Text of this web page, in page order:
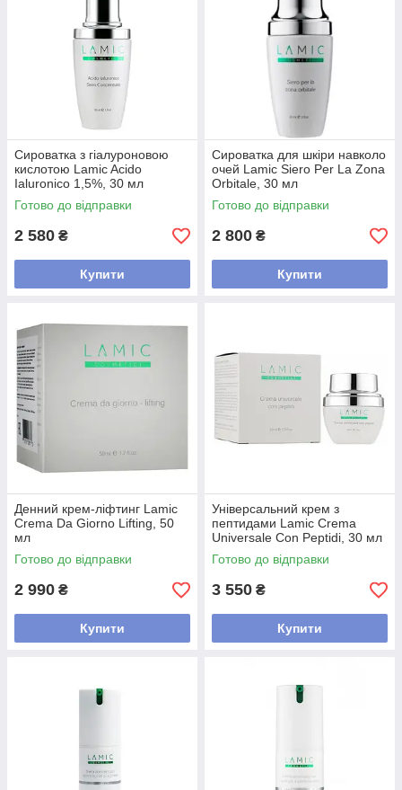
Сироватка з гіалуроновою
кислотою Lamic Acido
Ialuronico 1,5%, 30 мл
Готово до відправки
2 580 ₴
Купити
Сироватка для шкіри навколо
очей Lamic Siero Per La Zona
Orbitale, 30 мл
Готово до відправки
2 800 ₴
Купити
Денний крем-ліфтинг Lamic
Crema Da Giorno Lifting, 50
мл
Готово до відправки
2 990 ₴
Купити
Універсальний крем з
пептидами Lamic Crema
Universale Con Peptidi, 30 мл
Готово до відправки
3 550 ₴
Купити